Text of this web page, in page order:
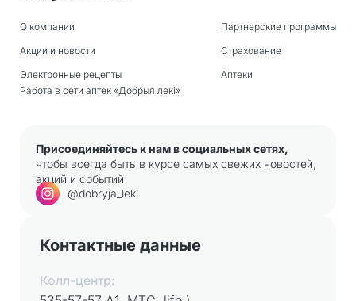
О компании
Акции и новости
Электронные рецепты
Партнерские программы
Страхование
Аптеки
Работа в сети аптек «Добрыя лекi»
Присоединяйтесь к нам в социальных сетях,
чтобы всегда быть в курсе самых свежих новостей,
акций и событий
@dobryja_leki
Контактные данные
Колл-центр: